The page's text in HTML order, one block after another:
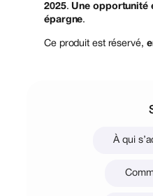
2025. Une opportunité
épargne.
Ce produit est réservé,
À qui